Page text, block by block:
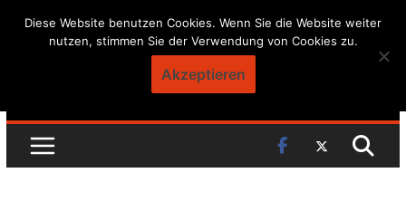
SkipDiese Website benutzen Cookies. Wenn Sie die Website weiter
nutzen, stimmen Sie der Verwendung von Cookies zu.
Akzeptieren